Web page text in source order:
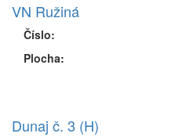
VN Ružiná
Číslo:
Plocha:
Dunaj č. 3 (H)